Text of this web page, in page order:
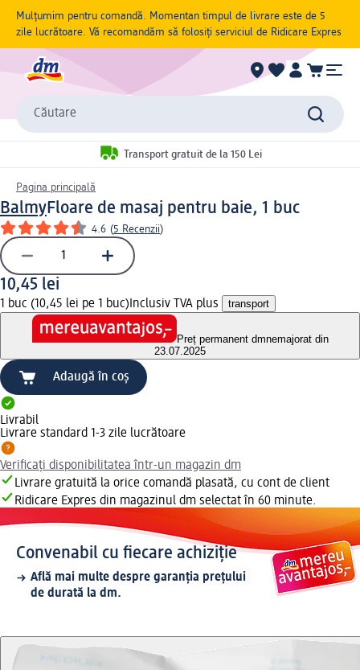
Mulțumim pentru comandă. Momentan timpul de livrare este de 5
zile lucrătoare. Vă recomandăm să folosiți serviciul de Ridicare Expres
Căutare
Transport gratuit de la 150 Lei
Pagina principală
BalmyFloare de masaj pentru baie, 1 buc
4.6 (5 Recenzii)
10,45 lei
1 buc (10,45 lei pe 1 buc) Inclusiv TVA plus transport
Preț permanent dmnemajorat din
23.07.2025
Adaugă în coș
Livrabil
Livrare standard 1-3 zile lucrătoare
Verificați disponibilitatea într-un magazin dm
Livrare gratuită la orice comandă plasată, cu cont de client
Ridicare Expres din magazinul dm selectat în 60 minute.
Convenabil cu fiecare achiziție
Află mai multe despre garanția prețului
de durată la dm.